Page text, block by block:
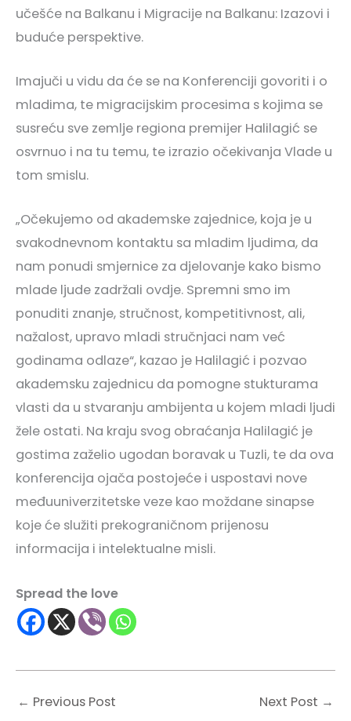
učešće na Balkanu i Migracije na Balkanu: Izazovi i
buduće perspektive.
Imajuči u vidu da će se na Konferenciji govoriti i o
mladima, te migracijskim procesima s kojima se
susreću sve zemlje regiona premijer Halilagić se
osvrnuo i na tu temu, te izrazio očekivanja Vlade u
tom smislu.
„Očekujemo od akademske zajednice, koja je u
svakodnevnom kontaktu sa mladim ljudima, da
nam ponudi smjernice za djelovanje kako bismo
mlade ljude zadržali ovdje. Spremni smo im
ponuditi znanje, stručnost, kompetitivnost, ali,
nažalost, upravo mladi stručnjaci nam već
godinama odlaze“, kazao je Halilagić i pozvao
akademsku zajednicu da pomogne stukturama
vlasti da u stvaranju ambijenta u kojem mladi ljudi
žele ostati. Na kraju svog obraćanja Halilagić je
gostima zaželio ugodan boravak u Tuzli, te da ova
konferencija ojača postojeće i uspostavi nove
međuuniverzitetske veze kao moždane sinapse
koje će služiti prekograničnom prijenosu
informacija i intelektualne misli.
Spread the love
← Previous Post Next Post →